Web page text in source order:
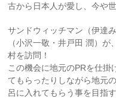
古から日本人が愛し、今や
サンドウィッチマン（伊達
（小沢一敬・井戸田 潤）
村を訪問！
この機会に地元のPRを仕掛
てもらったりしながら地元
呂に入れてもらう事を目指